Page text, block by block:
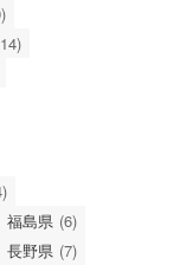
福島県 (6)
長野県 (7)